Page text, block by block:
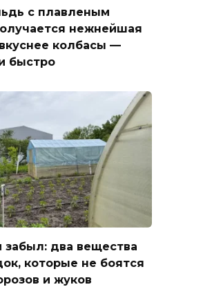
с плавленым
нежнейшая
колбасы —
быстро
забыл: два вещества
которые не боятся
и жуков